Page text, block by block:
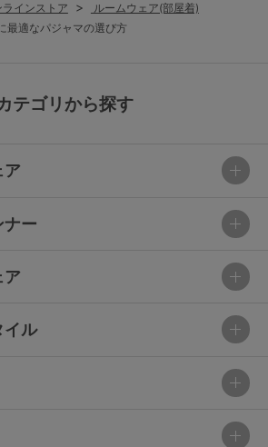
インストア
ルームウェア(部屋着)
最適なパジャマの選び方
テゴリから探す
ア
ナー
ア
イル